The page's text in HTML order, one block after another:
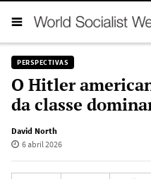
PERSPECTIVAS
O Hitler
da classe
David North
6 abril 2026